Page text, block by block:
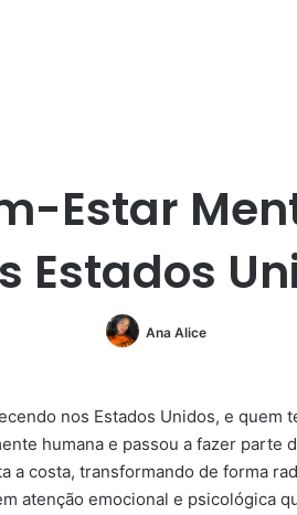
Estar
Estados
Ana Alice
nos Estados Unidos, e quem
humana e passou a fazer parte
a costa, transformando de forma
atenção emocional e psicológica